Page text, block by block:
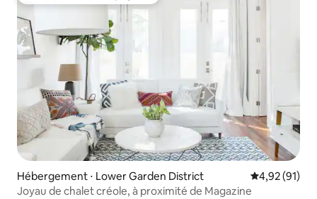
Hébergement ⋅ Lower Garden District Évaluation
4,92 (91)
Joyau de chalet créole, à proximité de Magazine